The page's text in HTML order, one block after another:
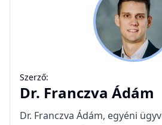
Szerző:
Dr. Franczva Ádám
Dr. Franczva Ádám, egyéni